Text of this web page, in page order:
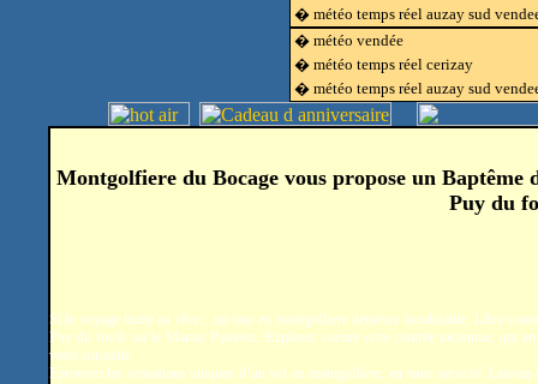
� météo temps réel auzay sud
� météo vendée
� météo temps réel cerizay
� météo temps réel auzay sud
Montgolfiere du Bocage vous propose un Baptême
Puy du
Si le voyage incite au rêve…un tour en montgolfiere demeure inoubliable. Libre
Puy du fou® ou le Marais Poitevin. Explorez encore cette contrée inconnue, qui en
votre curiosité.
Eprouvez les sensations uniques d’un vol en montgolfiere, en toute sécurité.